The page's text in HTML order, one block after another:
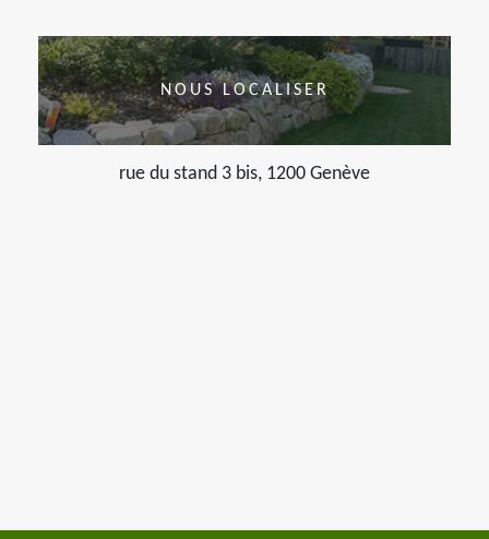
NOUS LOCALISER
rue du stand 3 bis, 1200 Genève